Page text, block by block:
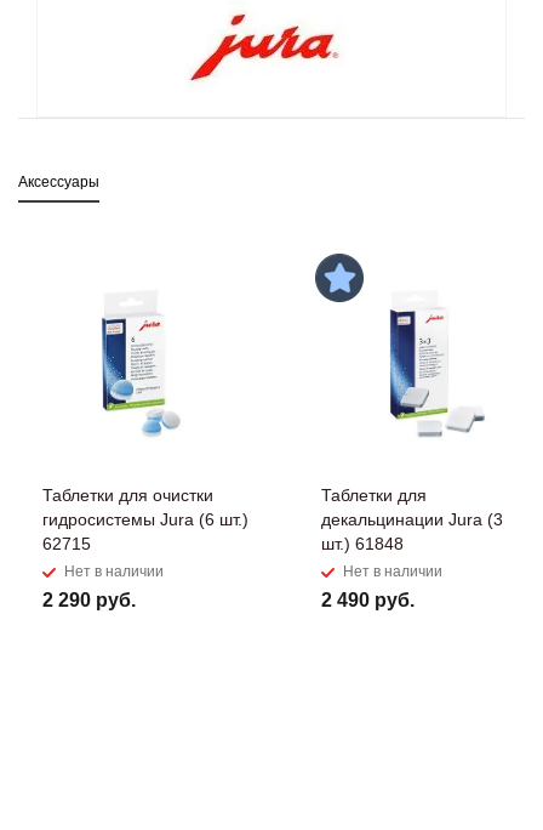
Аксессуары
Таблетки для очистки
гидросистемы Jura (6 шт.)
62715
Нет в наличии
2 290 руб.
Таблетки для
декальцинации Jura (3
шт.) 61848
Нет в наличии
2 490 руб.